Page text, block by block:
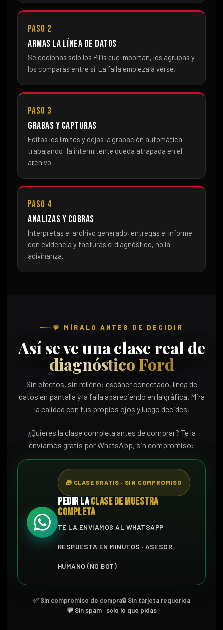
Paso 2
Armas la línea de datos
Seleccionas solo los PIDs que importan, los agrupas y
los comparas entre sí. La falla empieza a verse.
Paso 3
Grabas y capturas
Editas los límites y dejas la grabación automática
trabajando: la intermitente queda atrapada en el
archivo.
Paso 4
Analizas y cobras
Interpretas el archivo generado, entregas el informe
con evidencia y facturas el diagnóstico, no la
adivinanza.
💬 MÍRALO ANTES DE DECIDIR
Así se ve una clase real de
diagnóstico Ford
Sin efectos, sin relleno: escáner conectado, línea de
datos en pantalla y la falla apareciendo en la gráfica. Mira
la calidad con tus propios ojos y luego decides.
¿Quieres la clase completa antes de comprar? Te la
enviamos gratis por WhatsApp, sin compromiso:
🎁 CLASE GRATIS · SIN COMPROMISO
PEDIR LACLASE DE MUESTRA
COMPLETA
TE LA ENVIAMOS AL WHATSAPP ·
RESPUESTA EN MINUTOS · ASESOR
HUMANO (NO BOT)
✅ Sin compromiso de compra🔒 Sin tarjeta requerida
💬 Sin spam · solo lo que pidas